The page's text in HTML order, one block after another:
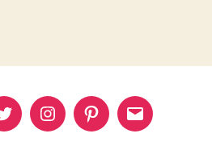
Murat Murat PinterestMurat